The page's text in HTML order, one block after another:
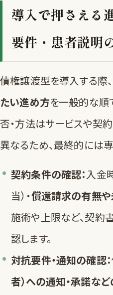
導入で押さえる
要件・患者説明
債権譲渡型を導入する際
たい進め方を一般的な順
否・方法はサービスや契
異なるため、最終的には
契約条件の確認：入金
当）・償還請求の有無
施術や上限など、契約
認します。
対抗要件・通知の確認：
者）への通知・承諾な